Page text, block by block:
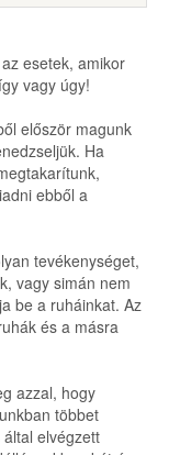
esetek, amikor
vagy úgy!
először magunk
Ha
ebből a
tevékenységet,
vagy simán nem
be a ruháinkat. Az
és a másra
azzal, hogy
többet
elvégzett